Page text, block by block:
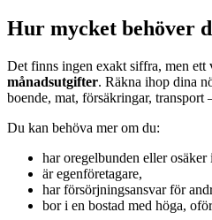
Hur mycket behöver
Det finns ingen exakt siffra, men
månadsutgifter. Räkna ihop dina
boende, mat, försäkringar, transport
Du kan behöva mer om du:
har oregelbunden eller osäker
är egenföretagare,
har försörjningsansvar för
bor i en bostad med höga,